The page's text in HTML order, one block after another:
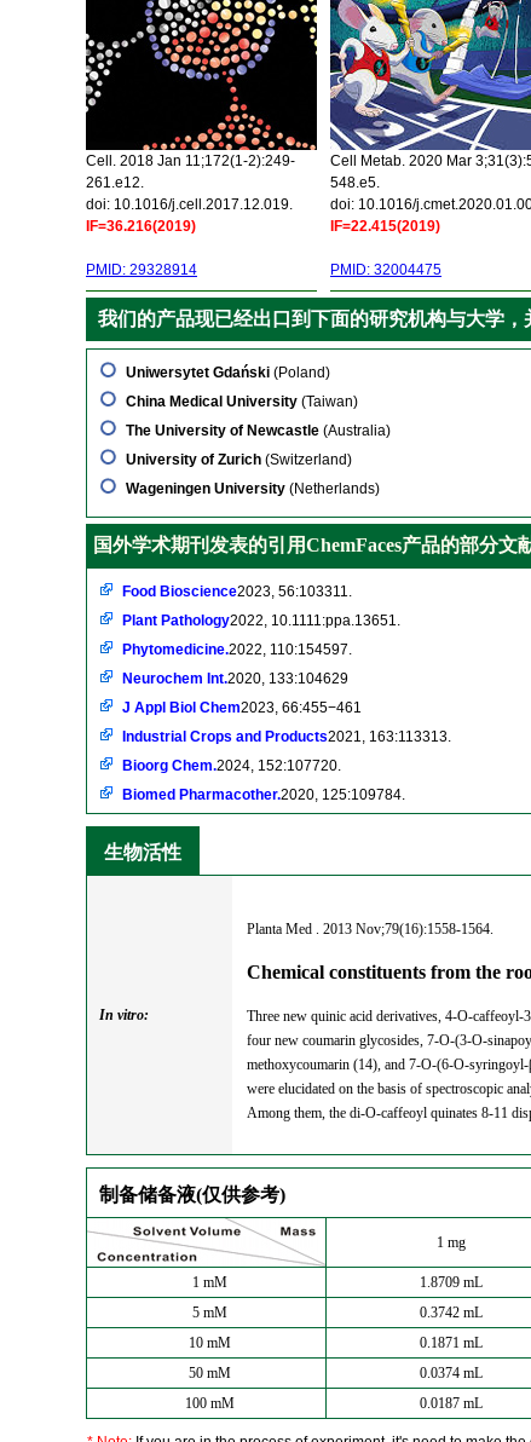
Cell. 2018 Jan 11;172(1-2):249-
261.e12.
doi: 10.1016/j.cell.2017.12.019.
IF=36.216(2019)
PMID: 29328914
Cell Metab. 2020 Mar
548.e5.
doi: 10.1016/
IF=22.415(2019)
PMID: 32004475
我们的产品现已经出口到下面的研究机构与大学，
Uniwersytet Gdański (Poland)
China Medical University (Taiwan)
The University of Newcastle (Australia)
University of Zurich (Switzerland)
Wageningen University (Netherlands)
国外学术期刊发表的引用ChemFaces产品的部分文
Food Bioscience2023, 56:103311.
Plant Pathology2022, 10.1111:ppa.13651.
Phytomedicine.2022, 110:154597.
Neurochem Int.2020, 133:104629
J Appl Biol Chem2023, 66:455−461
Industrial Crops and Products2021, 163:113313.
Bioorg Chem.2024, 152:107720.
Biomed Pharmacother.2020, 125:109784.
生物活性
In vitro:
Planta Med . 2013 Nov;79(16):1558-1564.
Chemical constituents from the
Three new quinic acid derivatives, 4-O-
four new coumarin glycosides, 7-O-(3-O-
methoxycoumarin (14), and 7-O-(6-O-
were elucidated on the basis of spectroscopic
Among them, the di-O-caffeoyl quinates 8-11
制备储备液(仅供参考)
1 mg
1 mM 1.8709 mL
5 mM
0.3742 mL
10 mM
0.1871 mL
50 mM
0.0374 mL
100 mM
0.0187 mL